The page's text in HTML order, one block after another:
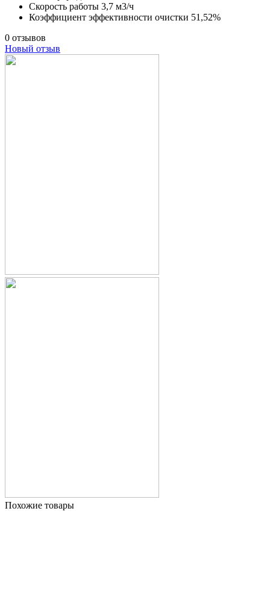
Скорость работы 3,7 м3/ч
Коэффициент эффективности очистки 51,52%
0 отзывов
Новый отзыв
Похожие товары